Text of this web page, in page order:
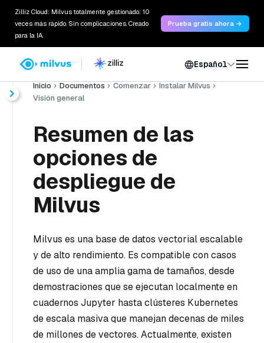
Zilliz Cloud: Milvus totalmente gestionado: 10
veces más rápido. Sin complicaciones. Creado
para la IA.
Prueba gratis ahora →
Español
Inicio Documentos Comenzar
Instalar Milvus
Visión general
Resumen de las
opciones de
despliegue de
Milvus
Milvus es una base de datos vectorial escalable
y de alto rendimiento. Es compatible con casos
de uso de una amplia gama de tamaños, desde
demostraciones que se ejecutan localmente en
cuadernos Jupyter hasta clústeres Kubernetes
de escala masiva que manejan decenas de miles
de millones de vectores. Actualmente, existen